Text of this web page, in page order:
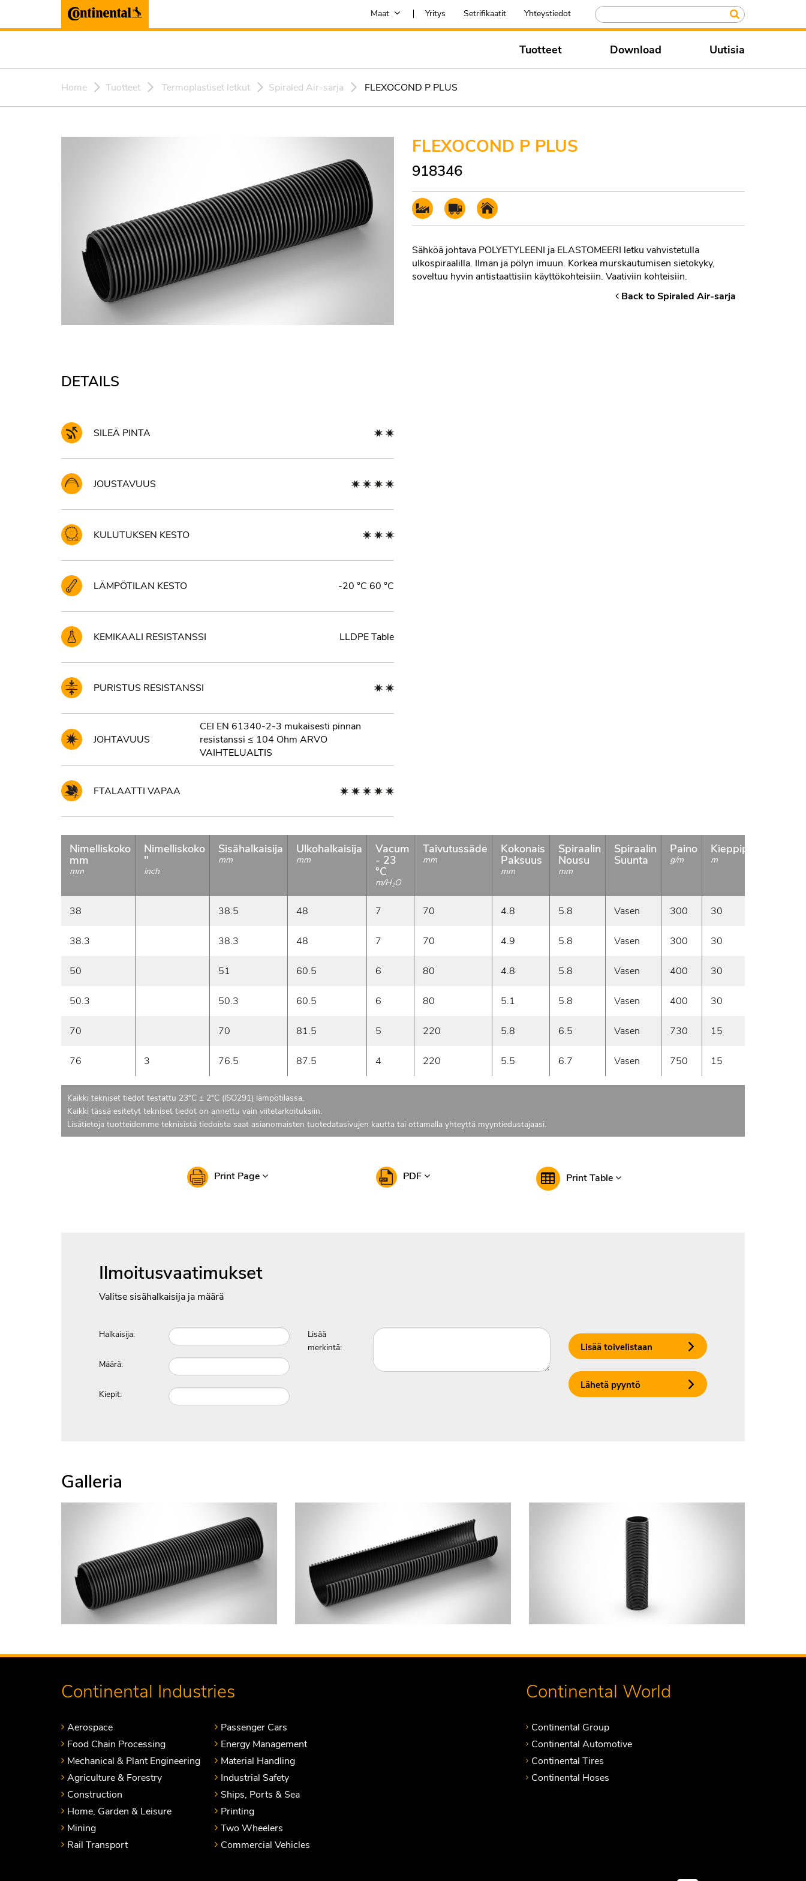
Maat Yritys Setrifikaatit Yhteystiedot
Tuotteet Download Uutisia
Home Tuotteet Termoplastiset letkut Spiraled Air-sarja FLEXOCOND P PLUS
FLEXOCOND P PLUS
918346
Sähköä johtava POLYETYLEENI ja ELASTOMEERI letku vahvistetulla
ulkospiraalilla. Ilman ja pölyn imuun. Korkea murskautumisen sietokyky,
soveltuu hyvin antistaattisiin käyttökohteisiin. Vaativiin kohteisiin.
Back to Spiraled Air-sarja
DETAILS
SILEÄ PINTA
JOUSTAVUUS
KULUTUKSEN KESTO
LÄMPÖTILAN KESTO -20 °C 60 °C
KEMIKAALI RESISTANSSI LLDPE Table
PURISTUS RESISTANSSI
JOHTAVUUS
CEI EN 61340-2-3 mukaisesti pinnan
resistanssi ≤ 104 Ohm ARVO
VAIHTELUALTIS
FTALAATTI VAPAA
Nimelliskoko
mm
mm
Nimelliskoko
"
inch
Sisähalkaisija
mm
Ulkohalkaisija
mm
Vacum
- 23
°C
m/H2O
Taivutussäde
mm
Kokonais
Paksuus
mm
Spiraalin
Nousu
mm
Spiraalin
Suunta
Paino
g/m
Kieppipituus
m
38 38.5 48 7 70 4.8 5.8 Vasen 300 30
38.3 38.3 48 7 70 4.9 5.8 Vasen 300 30
50 51 60.5 6 80 4.8 5.8 Vasen 400 30
50.3 50.3 60.5 6 80 5.1 5.8 Vasen 400 30
70 70 81.5 5 220 5.8 6.5 Vasen 730 15
76 3 76.5 87.5 4 220 5.5 6.7 Vasen 750 15
Kaikki tekniset tiedot testattu 23°C ± 2°C (ISO291) lämpötilassa.
Kaikki tässä esitetyt tekniset tiedot on annettu vain viitetarkoituksiin.
Lisätietoja tuotteidemme teknisistä tiedoista saat asianomaisten tuotedatasivujen kautta tai ottamalla yhteyttä myyntiedustajaasi.
Print Page PDF Print Table
Ilmoitusvaatimukset
Valitse sisähalkaisija ja määrä
Halkaisija:
Määrä:
Kiepit:
Lisää
merkintä:
Lisää toivelistaan
Lähetä pyyntö
Galleria
Continental Industries
Aerospace
Food Chain Processing
Mechanical & Plant Engineering
Agriculture & Forestry
Construction
Home, Garden & Leisure
Mining
Rail Transport
Passenger Cars
Energy Management
Material Handling
Industrial Safety
Ships, Ports & Sea
Printing
Two Wheelers
Commercial Vehicles
Continental World
Continental Group
Continental Automotive
Continental Tires
Continental Hoses